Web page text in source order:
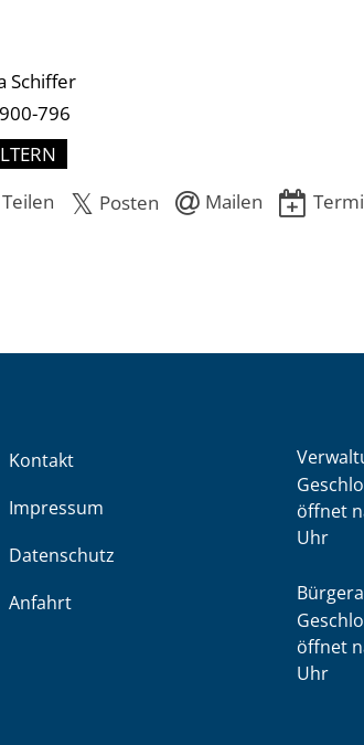
Schiffer
796
Teilen
Posten Mailen
Kontakt
Impressum
Datenschutz
Anfahrt
öffnet
Uhr
öffnet
Uhr